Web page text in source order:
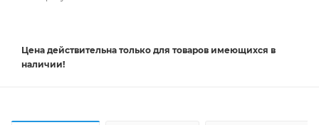
Цена действительна только для товаров имеющихся в
наличии!